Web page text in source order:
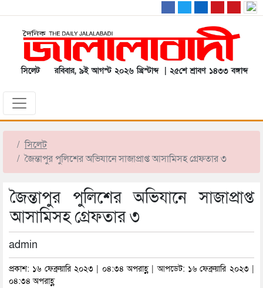
সিলেট রবিবার, ৯ই আগস্ট ২০২৬ খ্রিস্টাব্দ | ২৫শে শ্রাবণ ১৪৩৩ বঙ্গাব্দ
সিলেট
জৈন্তাপুর পুলিশের অভিযানে সাজাপ্রাপ্ত আসামিসহ গ্রেফতার ৩
জৈন্তাপুর পুলিশের অভিযানে সাজাপ্রাপ্ত
আসামিসহ গ্রেফতার ৩
admin
প্রকাশ: ১৬ ফেব্রুয়ারি ২০২৩ | ০৪:৩৪ অপরাহ্ণ | আপডেট: ১৬ ফেব্রুয়ারি ২০২৩ |
০৪:৩৪ অপরাহ্ণ